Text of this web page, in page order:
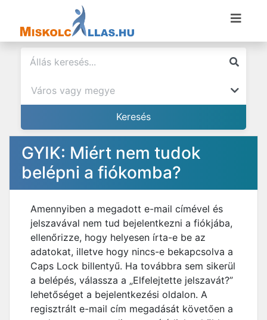
GYIK: Miért nem tudok
belépni a fiókomba?
Amennyiben a megadott e-mail címével és
jelszavával nem tud bejelentkezni a fiókjába,
ellenőrizze, hogy helyesen írta-e be az
adatokat, illetve hogy nincs-e bekapcsolva a
Caps Lock billentyű. Ha továbbra sem sikerül
a belépés, válassza a „Elfelejtette jelszavát?”
lehetőséget a bejelentkezési oldalon. A
regisztrált e-mail cím megadását követően a